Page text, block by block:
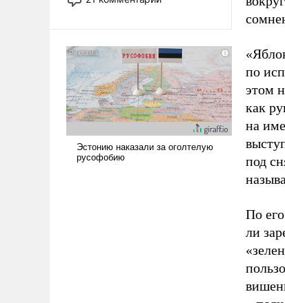
прожекты будут безусловно
налогоплательщиков и где
Еревану за свои поступки не
нужно отвечать.
по
этом
как
на
под
По
ли